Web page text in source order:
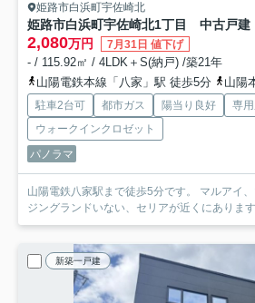
姫路市白浜町宇佐崎北
姫路市白浜町宇佐崎北1丁目 中古戸建
2,080万円 7月31日 値下げ
- / 115.92㎡ / 4LDK＋S(納戸) /築21年
山陽電鉄本線「八家」駅 徒歩5分
山陽
駐車2台可 都市ガス 陽当り良好 専
ウォークインクロゼット
パノラマ
山陽電鉄八家駅まで徒歩5分です。 マルアイ
ジングランドいない、セリアが近くにありま
新築一戸建